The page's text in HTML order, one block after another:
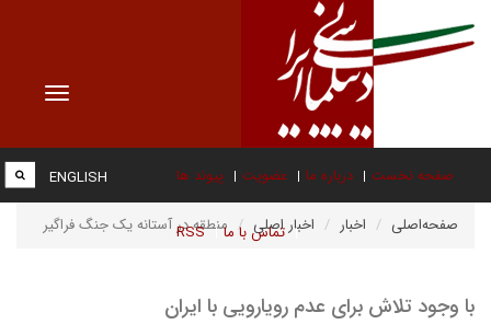
Toggle
صفحه نخست درباره ما عضویت پیوند ها
تماس با ما RSS
ENGLISH
صفحه‌اصلی اخبار اخبار اصلی منطقه در آستانه یک جنگ فراگیر
با وجود تلاش برای عدم رویارویی با ایران